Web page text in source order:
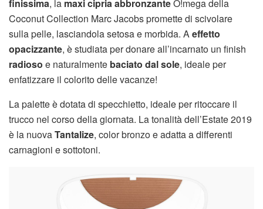
finissima, la maxi cipria abbronzanteO!mega della
Coconut Collection Marc Jacobs promette di scivolare
sulla pelle, lasciandola setosa e morbida. Aeffetto
opacizzante, è studiata per donare all’incarnato un finish
radioso e naturalmente baciato dal sole, ideale per
enfatizzare il colorito delle vacanze!
La palette è dotata di specchietto, ideale per ritoccare il
trucco nel corso della giornata. La tonalità dell’Estate 2019
è la nuovaTantalize, color bronzo e adatta a differenti
carnagioni e sottotoni.